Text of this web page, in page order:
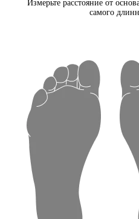
Измерьте расстояние от
самого